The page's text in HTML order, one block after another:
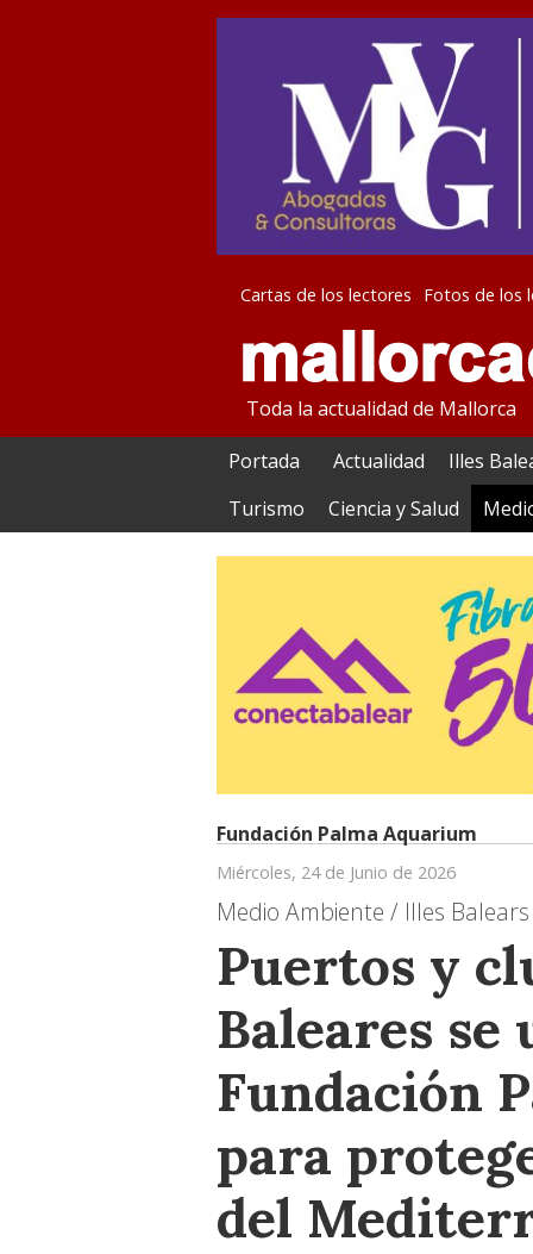
Cartas de los lectores Fotos de los
Toda la actualidad de Mallorca
Portada Actualidad Illes
Turismo
Ciencia y Salud
Fundación Palma Aquarium
Miércoles, 24 de Junio de 2026
Medio Ambiente / Illes Balears
Puertos y
Baleares se
Fundación
para
del